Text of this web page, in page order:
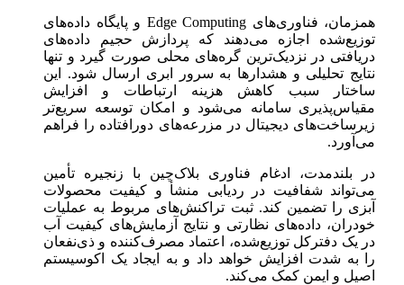
همزمان، فناوری‌های Edge Computing و پایگاه داده‌های
توزیع‌شده اجازه می‌دهند که پردازش حجیم داده‌های
دریافتی در نزدیک‌ترین گره‌های محلی صورت گیرد و تنها
نتایج تحلیلی و هشدارها به سرور ابری ارسال شود. این
ساختار سبب کاهش هزینه ارتباطات و افزایش
مقیاس‌پذیری سامانه می‌شود و امکان توسعه سریع‌تر
زیرساخت‌های دیجیتال در مزرعه‌های دورافتاده را فراهم
می‌آورد.
در بلندمدت، ادغام فناوری بلاک‌چین با زنجیره تأمین
می‌تواند شفافیت در ردیابی منشأ و کیفیت محصولات
آبزی را تضمین کند. ثبت تراکنش‌های مربوط به عملیات
خودران، داده‌های نظارتی و نتایج آزمایش‌های کیفیت آب
در یک دفترکل توزیع‌شده، اعتماد مصرف‌کننده و ذی‌نفعان
را به شدت افزایش خواهد داد و به ایجاد یک اکوسیستم
اصیل و ایمن کمک می‌کند.